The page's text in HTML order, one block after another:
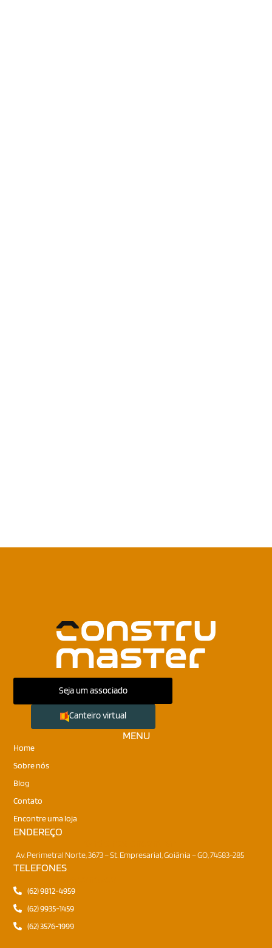
Seja um associado
Canteiro virtual
MENU
Home
Sobre nós
Blog
Contato
Encontre uma loja
ENDEREÇO
Av. Perimetral Norte, 3673 – St. Empresarial, Goiânia – GO, 74583-285
TELEFONES
(62) 9812-4959
(62) 9935-1459
(62) 3576-1999